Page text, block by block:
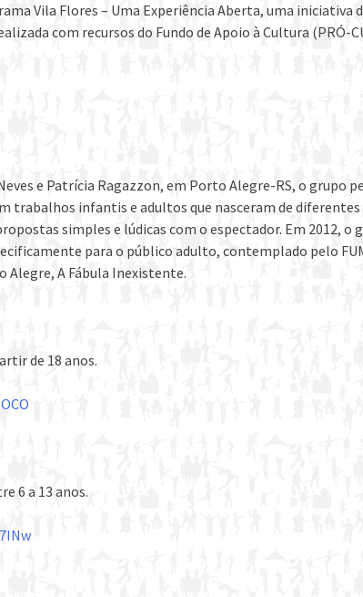
Vila Flores – Uma Experiência Aberta, uma iniciativa
com recursos do Fundo de Apoio à Cultura (PRÓ-
e Patrícia Ragazzon, em Porto Alegre-RS, o grupo
trabalhos infantis e adultos que nasceram de
simples e lúdicas com o espectador. Em 2012, o
para o público adulto, contemplado pelo
Alegre, A Fábula Inexistente.
de 18 anos.
6 a 13 anos.